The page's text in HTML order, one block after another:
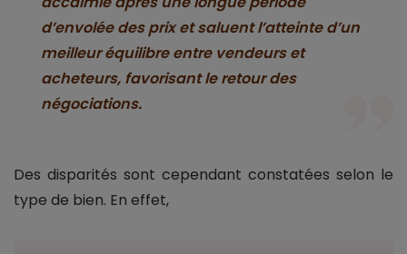
d’envolée des prix et saluent l’atteinte d’un
meilleur équilibre entre vendeurs et
acheteurs, favorisant le retour des
négociations.
Des disparités sont cependant constatées selon le
type de bien. En effet,